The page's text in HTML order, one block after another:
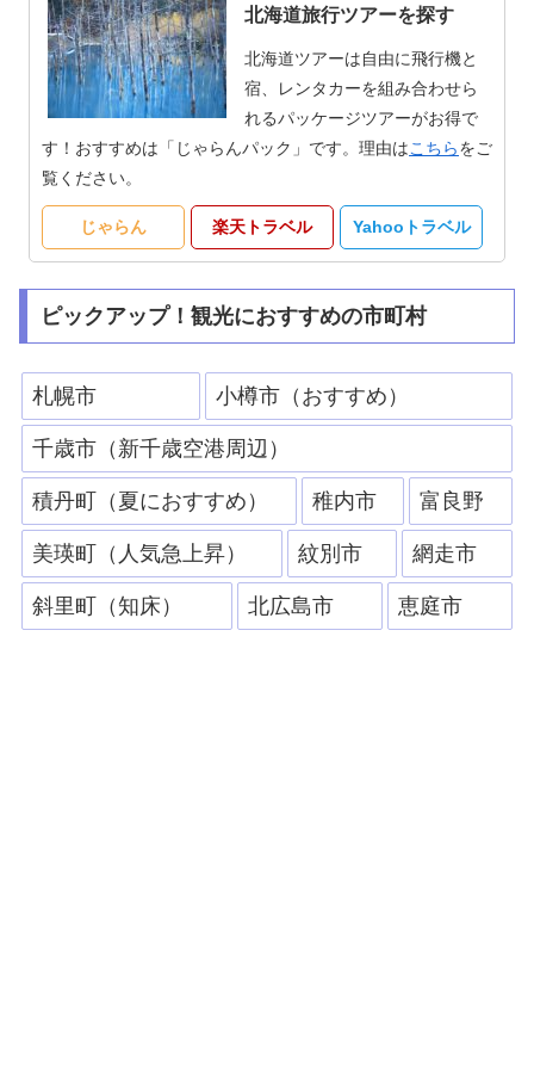
北海道旅行ツアーを探す
北海道ツアーは自由に飛行機と
宿、レンタカーを組み合わせら
れるパッケージツアーがお得で
す！おすすめは「じゃらんパック」です。理由はこちらをご
覧ください。
じゃらん 楽天トラベル Yahooトラベル
ピックアップ！観光におすすめの市町村
札幌市 小樽市（おすすめ）
千歳市（新千歳空港周辺）
積丹町（夏におすすめ） 稚内市 富良野
美瑛町（人気急上昇） 紋別市 網走市
斜里町（知床） 北広島市 恵庭市